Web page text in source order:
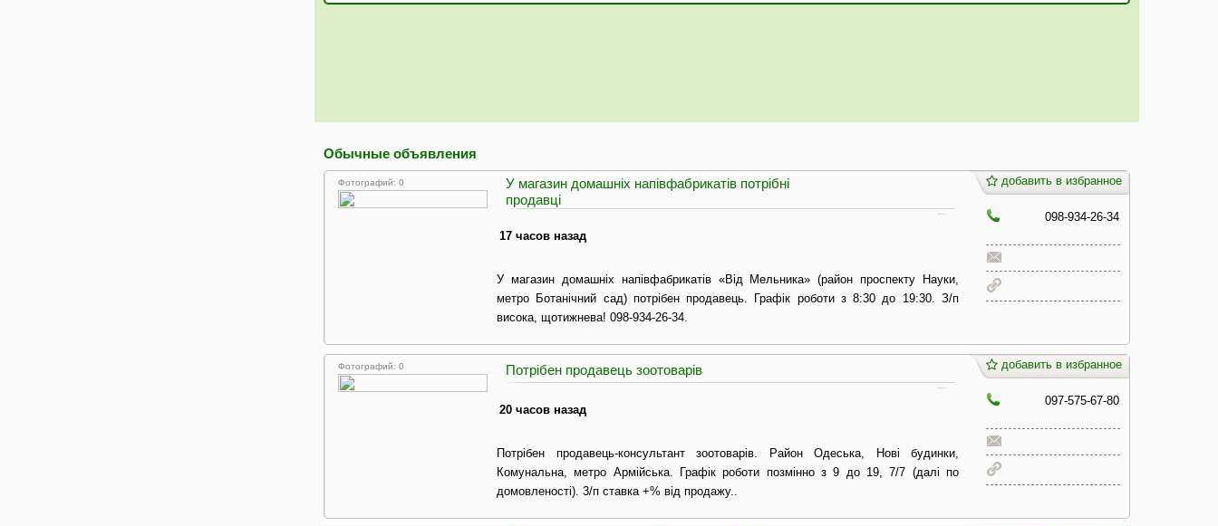
Обычные объявления
Фотографий: 0
​У магазин домашніх напівфабрикатів потрібні
продавці
17 часов назад
​У магазин домашніх напівфабрикатів «Від Мельника» (район проспекту Науки,
метро Ботанічний сад) потрібен продавець. Графік роботи з 8:30 до 19:30. З/п
висока, щотижнева! 098-934-26-34.
добавить в избранное
098-934-26-34
Фотографий: 0 Потрібен продавець зоотоварів
20 часов назад
Потрібен продавець-консультант зоотоварів. Район Одеська, Нові будинки,
Комунальна, метро Армійська. Графік роботи позмінно з 9 до 19, 7/7 (далі по
домовленості). 3/п ставка +% від продажу..
добавить в избранное
097-575-67-80